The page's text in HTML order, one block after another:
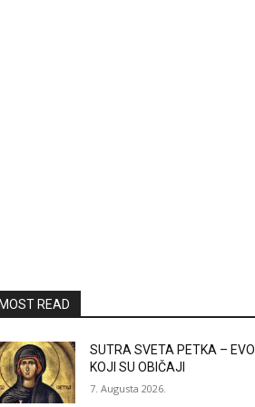
READ
SUTRA SVETA PETKA – EVO
KOJI SU OBIČAJI
7. Augusta 2026.